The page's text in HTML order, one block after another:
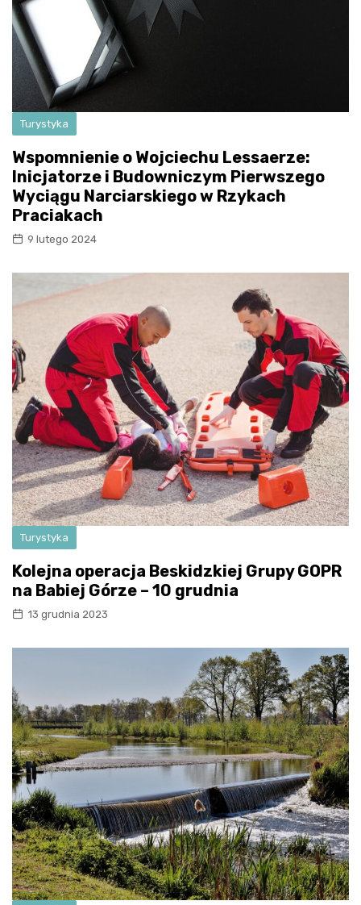
Turystyka
Wspomnienie o Wojciechu Lessaerze:
Inicjatorze i Budowniczym Pierwszego
Wyciągu Narciarskiego w Rzykach
Praciakach
9 lutego 2024
Turystyka
Kolejna operacja Beskidzkiej Grupy GOPR
na Babiej Górze – 10 grudnia
13 grudnia 2023